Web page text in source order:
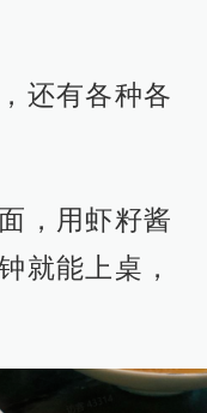
还有各种各
，用虾籽酱
就能上桌，